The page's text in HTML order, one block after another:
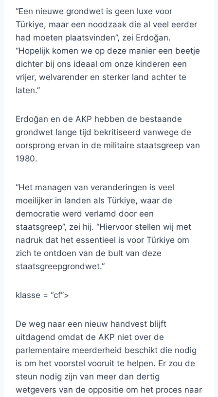
“Een nieuwe grondwet is geen luxe voor
Türkiye, maar een noodzaak die al veel eerder
had moeten plaatsvinden”, zei Erdoğan.
“Hopelijk komen we op deze manier een beetje
dichter bij ons ideaal om onze kinderen een
vrijer, welvarender en sterker land achter te
laten.”
Erdoğan en de AKP hebben de bestaande
grondwet lange tijd bekritiseerd vanwege de
oorsprong ervan in de militaire staatsgreep van
1980.
“Het managen van veranderingen is veel
moeilijker in landen als Türkiye, waar de
democratie werd verlamd door een
staatsgreep”, zei hij. “Hiervoor stellen wij met
nadruk dat het essentieel is voor Türkiye om
zich te ontdoen van de bult van deze
staatsgreepgrondwet.”
klasse = “cf”>
De weg naar een nieuw handvest blijft
uitdagend omdat de AKP niet over de
parlementaire meerderheid beschikt die nodig
is om het voorstel vooruit te helpen. Er zou de
steun nodig zijn van meer dan dertig
wetgevers van de oppositie om het proces naar